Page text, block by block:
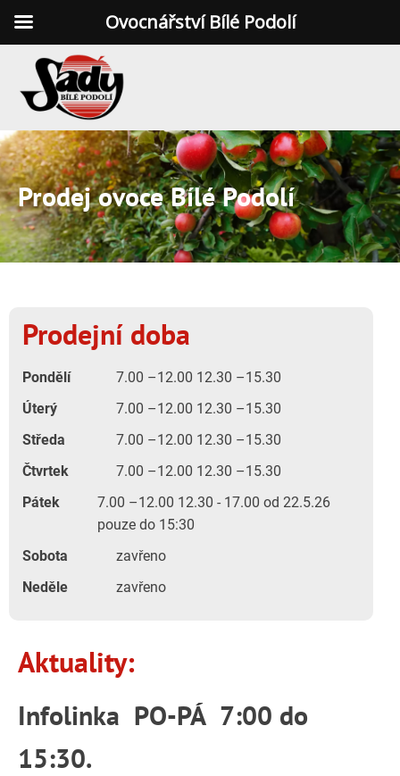
Prodej ovoce Bílé Podolí
Aktuality:
Infolinka PO-PÁ 7:00 do
15:30.
Prodejní doba
Pondělí
7.00 –12.00 12.30 –15.30
Úterý
7.00 –12.00 12.30 –15.30
Středa
7.00 –12.00 12.30 –15.30
Čtvrtek
7.00 –12.00 12.30 –15.30
Pátek
7.00 –12.00 12.30 - 17.00 od 22.5.26
pouze do 15:30
Sobota
zavřeno
Neděle
zavřeno
Ovocnářství Bílé Podolí